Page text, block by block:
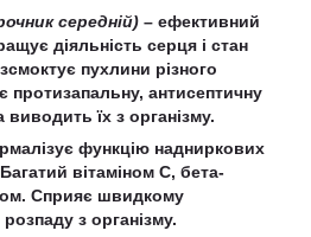
середній) – ефективний
діяльність серця і стан
пухлини різного
протизапальну, антисептичну
їх з організму.
функцію надниркових
вітаміном С, бета-
Сприяє швидкому
з організму.